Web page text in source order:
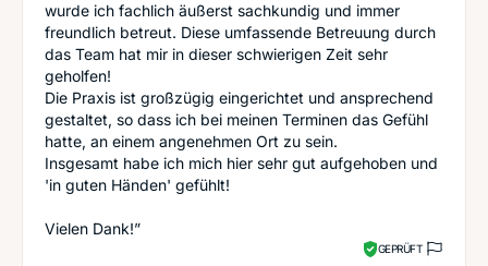
wurde ich fachlich äußerst sachkundig und immer
freundlich betreut. Diese umfassende Betreuung durch
das Team hat mir in dieser schwierigen Zeit sehr
geholfen!
Die Praxis ist großzügig eingerichtet und ansprechend
gestaltet, so dass ich bei meinen Terminen das Gefühl
hatte, an einem angenehmen Ort zu sein.
Insgesamt habe ich mich hier sehr gut aufgehoben und
'in guten Händen' gefühlt!
Vielen Dank!”
GEPRÜFT